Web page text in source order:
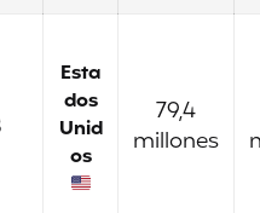
Esta
dos
Unid
os
79,4
millones